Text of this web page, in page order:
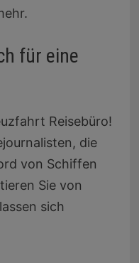
für eine
Reisebüro!
die
von Schiffen
Sie von
sich